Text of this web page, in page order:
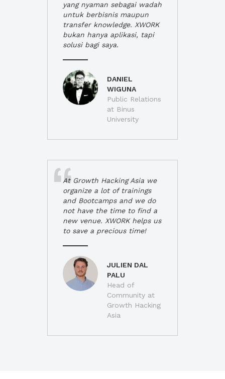
yang nyaman sebagai wadah
untuk berbisnis maupun
transfer knowledge. XWORK
bukan hanya aplikasi, tapi
solusi bagi saya.
DANIEL
WIGUNA
Public Relations
at Binus
University
At Growth Hacking Asia we
organize a lot of trainings
and Bootcamps and we do
not have the time to find a
new venue. XWORK helps us
to save a precious time!
JULIEN DAL
PALU
Head of
Community at
Growth Hacking
Asia